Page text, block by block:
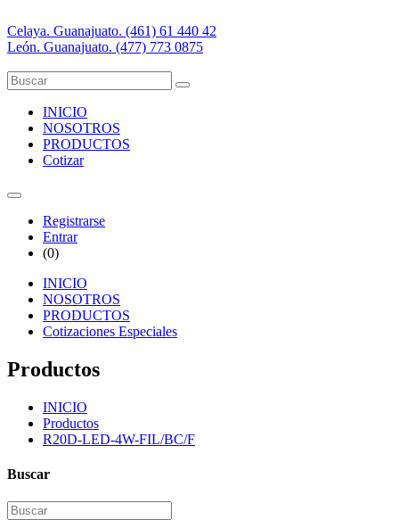
Celaya. Guanajuato. (461) 61 440 42
León. Guanajuato. (477) 773 0875
INICIO
NOSOTROS
PRODUCTOS
Cotizar
Registrarse
Entrar
(0)
INICIO
NOSOTROS
PRODUCTOS
Cotizaciones Especiales
Productos
INICIO
Productos
R20D-LED-4W-FIL/BC/F
Buscar